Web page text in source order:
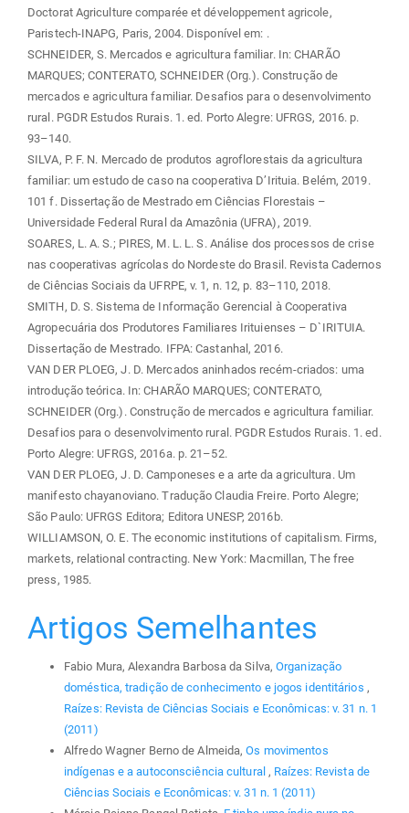
Doctorat Agriculture comparée et développement agricole,
Paristech-INAPG, Paris, 2004. Disponível em: .
SCHNEIDER, S. Mercados e agricultura familiar. In: CHARÃO
MARQUES; CONTERATO, SCHNEIDER (Org.). Construção de
mercados e agricultura familiar. Desafios para o desenvolvimento
rural. PGDR Estudos Rurais. 1. ed. Porto Alegre: UFRGS, 2016. p.
93–140.
SILVA, P. F. N. Mercado de produtos agroflorestais da agricultura
familiar: um estudo de caso na cooperativa D’Irituia. Belém, 2019.
101 f. Dissertação de Mestrado em Ciências Florestais –
Universidade Federal Rural da Amazônia (UFRA), 2019.
SOARES, L. A. S.; PIRES, M. L. L. S. Análise dos processos de crise
nas cooperativas agrícolas do Nordeste do Brasil. Revista Cadernos
de Ciências Sociais da UFRPE, v. 1, n. 12, p. 83–110, 2018.
SMITH, D. S. Sistema de Informação Gerencial à Cooperativa
Agropecuária dos Produtores Familiares Irituienses – D`IRITUIA.
Dissertação de Mestrado. IFPA: Castanhal, 2016.
VAN DER PLOEG, J. D. Mercados aninhados recém-criados: uma
introdução teórica. In: CHARÃO MARQUES; CONTERATO,
SCHNEIDER (Org.). Construção de mercados e agricultura familiar.
Desafios para o desenvolvimento rural. PGDR Estudos Rurais. 1. ed.
Porto Alegre: UFRGS, 2016a. p. 21–52.
VAN DER PLOEG, J. D. Camponeses e a arte da agricultura. Um
manifesto chayanoviano. Tradução Claudia Freire. Porto Alegre;
São Paulo: UFRGS Editora; Editora UNESP, 2016b.
WILLIAMSON, O. E. The economic institutions of capitalism. Firms,
markets, relational contracting. New York: Macmillan, The free
press, 1985.
Artigos Semelhantes
Fabio Mura, Alexandra Barbosa da Silva,Organização
doméstica, tradição de conhecimento e jogos identitários ,
Raízes: Revista de Ciências Sociais e Econômicas: v. 31 n. 1
(2011)
Alfredo Wagner Berno de Almeida,Os movimentos
indígenas e a autoconsciência cultural , Raízes: Revista de
Ciências Sociais e Econômicas: v. 31 n. 1 (2011)